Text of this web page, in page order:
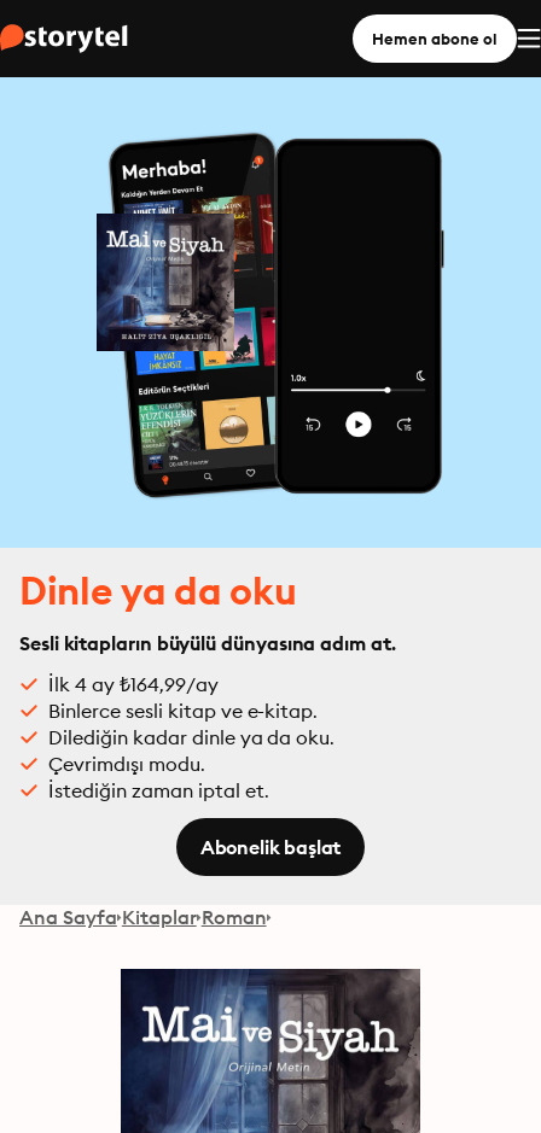
Hemen abone ol
Dinle ya da oku
Sesli kitapların büyülü dünyasına adım at.
İlk 4 ay ₺164,99/ay
Binlerce sesli kitap ve e-kitap.
Dilediğin kadar dinle ya da oku.
Çevrimdışı modu.
İstediğin zaman iptal et.
Abonelik başlat
Ana Sayfa Kitaplar Roman